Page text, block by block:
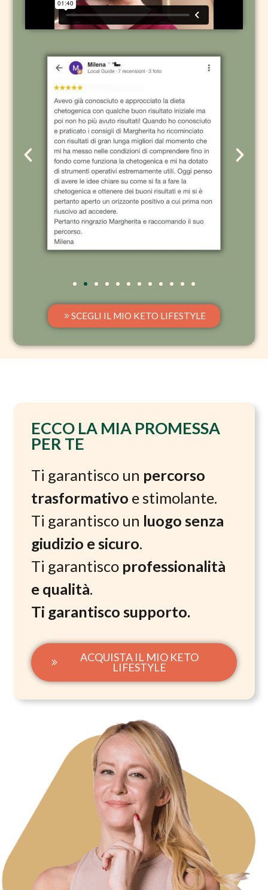
SCEGLI IL MIO KETO LIFESTYLE
ECCO LA MIA PROMESSA
PER TE
Ti garantisco un percorso
trasformativo e stimolante.
Ti garantisco un luogo senza
giudizio e sicuro.
Ti garantisco professionalità
e qualità.
Ti garantisco supporto.
ACQUISTA IL MIO KETO
LIFESTYLE